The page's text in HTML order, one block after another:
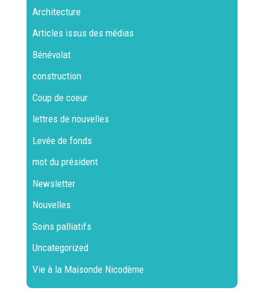
Architecture
Articles issus des médias
Bénévolat
construction
Coup de coeur
lettres de nouvelles
Levée de fonds
mot du président
Newsletter
Nouvelles
Soins palliatifs
Uncategorized
Vie à la Maisonde Nicodème